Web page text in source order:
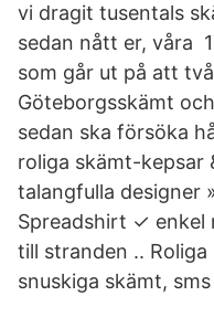
vi dragit tusentals
sedan nått er, våra
som går ut på att
Göteborgsskämt
sedan ska försöka
roliga skämt-kepsar
talangfulla designer
Spreadshirt ✓ enkel
till stranden ..
snuskiga skämt,